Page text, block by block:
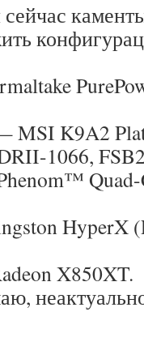
MSI K9A2
1066,
Quad-
HyperX
X850XT.